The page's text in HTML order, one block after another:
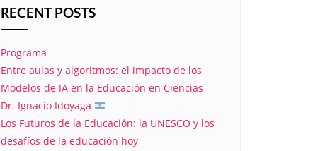
RECENT POSTS
Programa
Entre aulas y algoritmos: el impacto de los
Modelos de IA en la Educación en Ciencias
Dr. Ignacio Idoyaga
Los Futuros de la Educación: la UNESCO y los
desafíos de la educación hoy